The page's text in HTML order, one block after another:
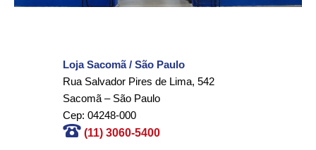
Loja Sacomã / São Paulo
Rua Salvador Pires de Lima, 542
Sacomã – São Paulo
Cep: 04248-000
(11) 3060-5400